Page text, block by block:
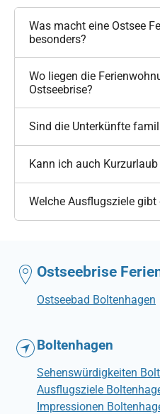
Was macht eine Ostsee
besonders?
Wo liegen die
Ostseebrise?
Sind die Unterkünfte
Kann ich auch
Welche Ausflugsziele gibt
Ostseebrise
Ostseebad Boltenhagen
Boltenhagen
Sehenswürdigkeiten
Ausflugsziele
Impressionen